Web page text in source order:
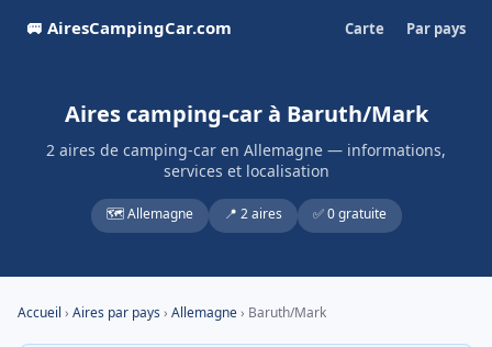
🚐 AiresCampingCar.com Carte Par pays
Aires camping-car à Baruth/Mark
2 aires de camping-car en Allemagne — informations,
services et localisation
🗺️ Allemagne 📍 2 aires ✅ 0 gratuite
Accueil › Aires par pays› Allemagne› Baruth/Mark